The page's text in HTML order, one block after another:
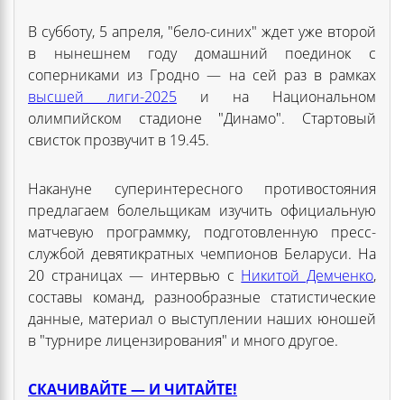
В субботу, 5 апреля, "бело-синих" ждет уже второй
в нынешнем году домашний поединок с
соперниками из Гродно — на сей раз в рамках
высшей лиги-2025 и на Национальном
олимпийском стадионе "Динамо". Стартовый
свисток прозвучит в 19.45.
Накануне суперинтересного противостояния
предлагаем болельщикам изучить официальную
матчевую программку, подготовленную пресс-
службой девятикратных чемпионов Беларуси. На
20 страницах — интервью с Никитой Демченко,
составы команд, разнообразные статистические
данные, материал о выступлении наших юношей
в "турнире лицензирования" и много другое.
СКАЧИВАЙТЕ — И ЧИТАЙТЕ!